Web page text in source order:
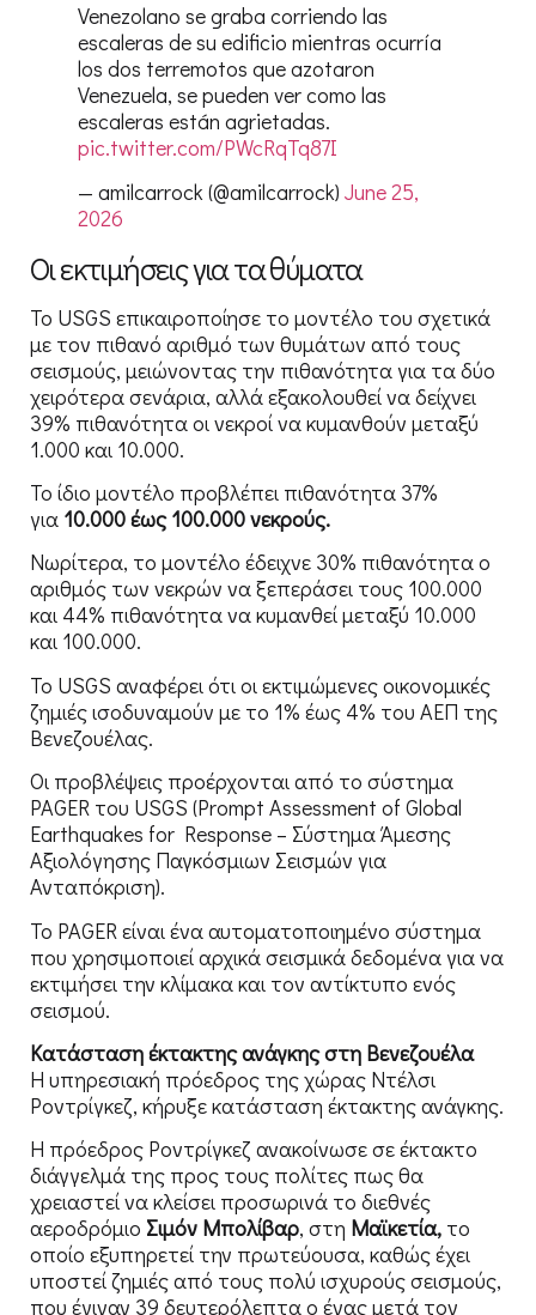
Venezolano se graba corriendo las
escaleras de su edificio mientras ocurría
los dos terremotos que azotaron
Venezuela, se pueden ver como las
escaleras están agrietadas.
pic.twitter.com/PWcRqTq87I
— amilcarrock (@amilcarrock) June 25,
2026
Οι εκτιμήσεις για τα θύματα
Το USGS επικαιροποίησε το μοντέλο του σχετικά
με τον πιθανό αριθμό των θυμάτων από τους
σεισμούς, μειώνοντας την πιθανότητα για τα δύο
χειρότερα σενάρια, αλλά εξακολουθεί να δείχνει
39% πιθανότητα οι νεκροί να κυμανθούν μεταξύ
1.000 και 10.000.
Το ίδιο μοντέλο προβλέπει πιθανότητα 37%
για 10.000 έως 100.000 νεκρούς.
Νωρίτερα, το μοντέλο έδειχνε 30% πιθανότητα ο
αριθμός των νεκρών να ξεπεράσει τους 100.000
και 44% πιθανότητα να κυμανθεί μεταξύ 10.000
και 100.000.
Το USGS αναφέρει ότι οι εκτιμώμενες οικονομικές
ζημιές ισοδυναμούν με το 1% έως 4% του ΑΕΠ της
Βενεζουέλας.
Οι προβλέψεις προέρχονται από το σύστημα
PAGER του USGS (Prompt Assessment of Global
Earthquakes for Response – Σύστημα Άμεσης
Αξιολόγησης Παγκόσμιων Σεισμών για
Ανταπόκριση).
Το PAGER είναι ένα αυτοματοποιημένο σύστημα
που χρησιμοποιεί αρχικά σεισμικά δεδομένα για να
εκτιμήσει την κλίμακα και τον αντίκτυπο ενός
σεισμού.
Κατάσταση έκτακτης ανάγκης στη Βενεζουέλα
Η υπηρεσιακή πρόεδρος της χώρας Ντέλσι
Ροντρίγκεζ, κήρυξε κατάσταση έκτακτης ανάγκης.
Η πρόεδρος Ροντρίγκεζ ανακοίνωσε σε έκτακτο
διάγγελμά της προς τους πολίτες πως θα
χρειαστεί να κλείσει προσωρινά το διεθνές
αεροδρόμιο Σιμόν Μπολίβαρ, στη Μαϊκετία, το
οποίο εξυπηρετεί την πρωτεύουσα, καθώς έχει
υποστεί ζημιές από τους πολύ ισχυρούς σεισμούς,
που έγιναν 39 δευτερόλεπτα ο ένας μετά τον